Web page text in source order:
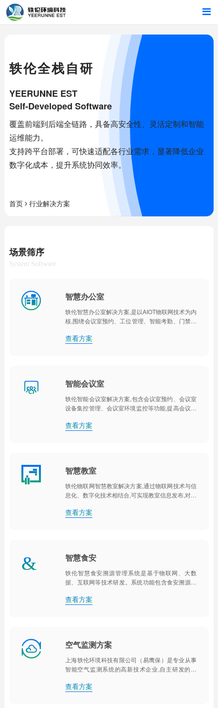
行业解决方案
关于我们
轶伦全栈自研
YEERUNNE EST
Self-Developed Software
覆盖前端到后端全链路，具备高安全性、灵活定制和智能
运维能力。
支持跨平台部署，可快速适配各行业需求，显著降低企业
数字化成本，提升系统协同效率。
首页 行业解决方案
场景筛序
System Software
 智慧办公室
轶伦智慧办公室解决方案,是以AIOT物联网技术为内
核,围绕会议室预约、工位管理、智能考勤、门禁通
效率。
查看方案
 智能会议室
轶伦智能会议室解决方案,包含会议室预约、会议室
设备集控管理、会议室环境监控等功能,提高会议室
查看方案
 智慧教室
轶伦物联网智慧教室解决方案,通过物联网技术与信
息化、数字化技术相结合,可实现教室信息发布,对教
窗帘等进行全方面的智能化管理与控制。
查看方案
& 智慧食安
轶伦智慧食安溯源管理系统是基于物联网、大数
据、互联网等技术研发。系统功能包含食安溯源管
控系统、食堂陪餐系统、食安培训系统、食堂巡查
查看方案
 空气监测方案
上海轶伦环境科技有限公司（易鹰保）是专业从事
智能空气监测系统的高新技术企业,自主研发的室
气污染报警系统、智能空气联动系统均获得业内认
查看方案